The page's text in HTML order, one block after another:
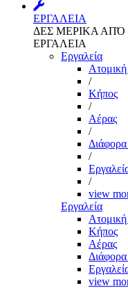
ΕΡΓΑΛΕΙΑ
ΔΕΣ ΜΕΡΙΚΑ
ΕΡΓΑΛΕΙΑ
Εργαλεία
/
Kήπος
/
Αέρας
/
/
/
view
Εργαλεία
Kήπος
Αέρας
view